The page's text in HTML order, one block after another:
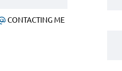
CONTACTING ME